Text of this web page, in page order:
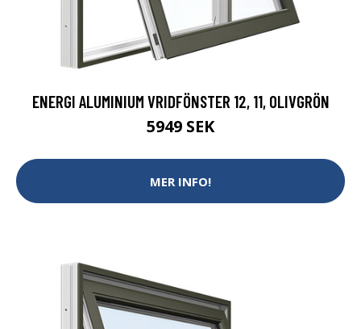
ENERGI ALUMINIUM VRIDFÖNSTER 12, 11, OLIVGRÖN
5949 SEK
MER INFO!